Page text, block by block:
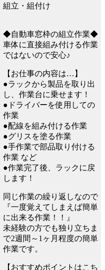
組立・組付け
◆自動車窓枠の組立作業◆
車体に直接組み付ける作業
ではないので安心♪
【お仕事の内容は…】
●ラックから製品を取り出
し、作業台に乗せます！
●ドライバーを使用しての
作業
●配線を組み付ける作業
●グリスを塗る作業
●手作業で部品取り付ける
作業 など
●作業完了後、ラックに戻
します！
同じ作業の繰り返しなので
『一度覚えてしまえば簡単
に出来る作業！！』
未経験の方でも独り立ちま
で2週間～1ヶ月程度の簡単
作業です。
【おすすめポイントはこち